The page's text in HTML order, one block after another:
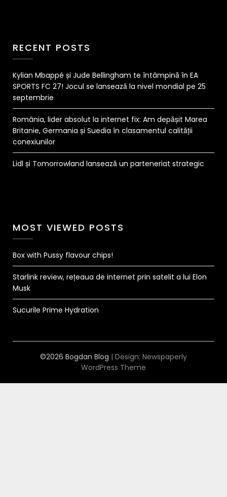
RECENT POSTS
Kylian Mbappé și Jude Bellingham te întâmpină în EA
SPORTS FC 27! Jocul se lansează la nivel mondial pe 25
septembrie
România, lider absolut la internet fix: Am depășit Marea
Britanie, Germania și Suedia în clasamentul calității
conexiunilor
Lidl și Tomorrowland lansează un parteneriat strategic
MOST VIEWED POSTS
Box with Pussy flavour chips!
Starlink review, rețeaua de internet prin satelit a lui Elon
Musk
Sucurile Prime Hydration
©2026 Bogdan Blog | Design: Newspaperly
WordPress Theme